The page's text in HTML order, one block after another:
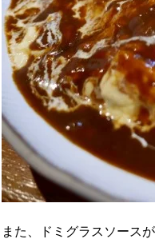
また、ドミグラスソース